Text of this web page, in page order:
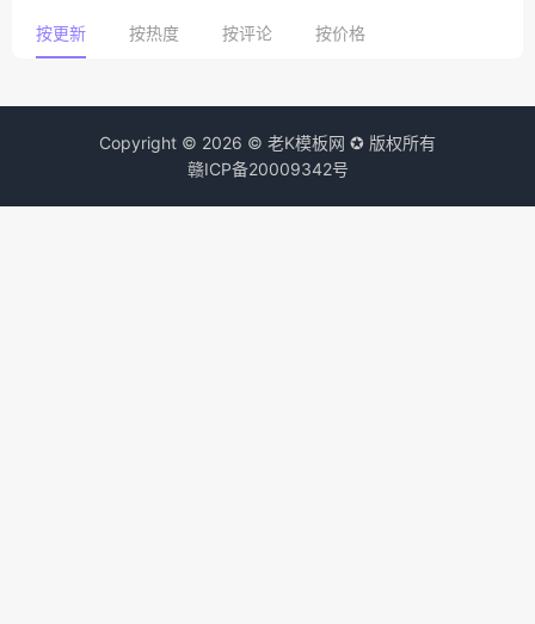
按更新 按热度 按评论 按价格
Copyright © 2026 © 老K模板网 ✪ 版权所有
赣ICP备20009342号